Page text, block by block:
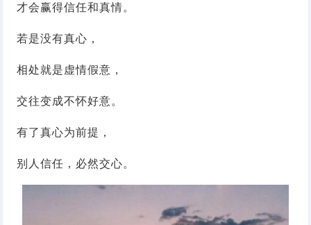
才会赢得信任和真情。
若是没有真心，
相处就是虚情假意，
交往变成不怀好意。
有了真心为前提，
别人信任，必然交心。